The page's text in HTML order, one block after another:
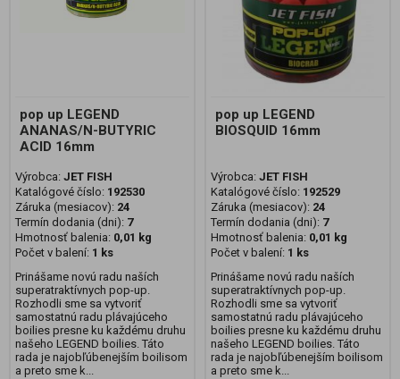
pop up LEGEND
ANANAS/N-BUTYRIC
ACID 16mm
Výrobca: JET FISH
Katalógové číslo: 192530
Záruka (mesiacov): 24
Termín dodania (dni): 7
Hmotnosť balenia: 0,01 kg
Počet v balení: 1 ks
Prinášame novú radu naších
superatraktívnych pop-up.
Rozhodli sme sa vytvoriť
samostatnú radu plávajúceho
boilies presne ku každému druhu
našeho LEGEND boilies. Táto
rada je najobľúbenejším boilisom
a preto sme k...
pop up LEGEND
BIOSQUID 16mm
Výrobca: JET FISH
Katalógové číslo: 192529
Záruka (mesiacov): 24
Termín dodania (dni): 7
Hmotnosť balenia: 0,01 kg
Počet v balení: 1 ks
Prinášame novú radu naších
superatraktívnych pop-up.
Rozhodli sme sa vytvoriť
samostatnú radu plávajúceho
boilies presne ku každému druhu
našeho LEGEND boilies. Táto
rada je najobľúbenejším boilisom
a preto sme k...